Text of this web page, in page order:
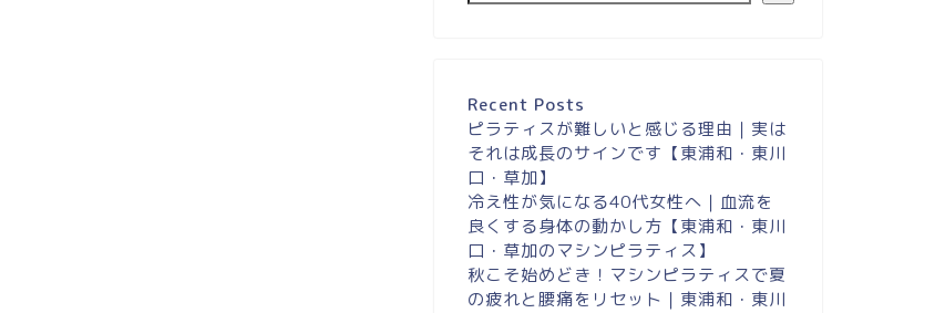
Recent Posts
ピラティスが難しいと感じる理由｜実は
それは成長のサインです【東浦和・東川
口・草加】
冷え性が気になる40代女性へ｜血流を
良くする身体の動かし方【東浦和・東川
口・草加のマシンピラティス】
秋こそ始めどき！マシンピラティスで夏
の疲れと腰痛をリセット｜東浦和・東川